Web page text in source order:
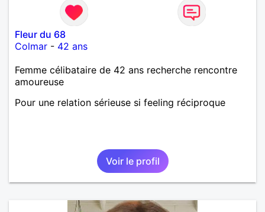
Fleur du 68
Colmar - 42 ans
Femme célibataire de 42 ans recherche rencontre
amoureuse
Pour une relation sérieuse si feeling réciproque
Voir le profil